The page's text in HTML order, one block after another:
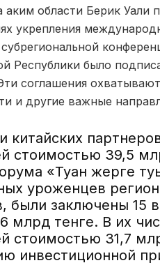
области Берик Уали
укрепления
Республики было
соглашения
и другие важные
стоимостью 39,5
«Туған жерге
уроженцев
были заключены 15
тенге. В их
стоимостью 31,7
инвестиционной